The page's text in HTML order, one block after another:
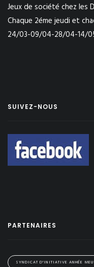
Jeux de société chez les
Chaque 2éme jeudi et
24/03-09/04-28/04-14/
SUIVEZ-NOUS
PARTENAIRES
SYNDICAT D'INITIATIVE ANHÉE